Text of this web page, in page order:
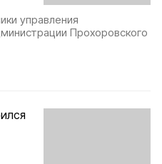
управления
Прохоровского